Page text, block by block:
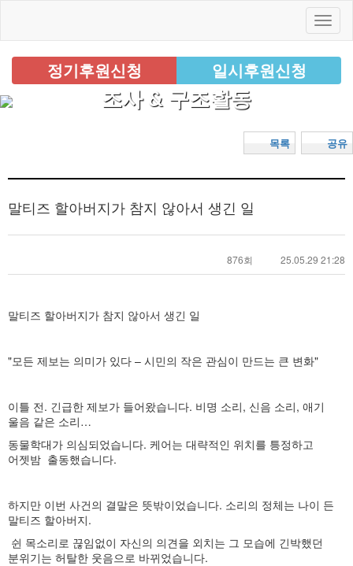
정기후원신청 일시후원신청
조사 & 구조활동
공유
목록
말티즈 할아버지가 참지 않아서 생긴 일
876회 25.05.29 21:28
말티즈 할아버지가 참지 않아서 생긴 일
"모든 제보는 의미가 있다 – 시민의 작은 관심이 만드는 큰 변화"
이틀 전. 긴급한 제보가 들어왔습니다. 비명 소리, 신음 소리, 애기
울음 같은 소리…
동물학대가 의심되었습니다. 케어는 대략적인 위치를 틍정하고
어젯밤 출동했습니다.
하지만 이번 사건의 결말은 뜻밖이었습니다. 소리의 정체는 나이 든
말티즈 할아버지.
쉰 목소리로 끊임없이 자신의 의견을 외치는 그 모습에 긴박했던
분위기는 허탈한 웃음으로 바뀌었습니다.